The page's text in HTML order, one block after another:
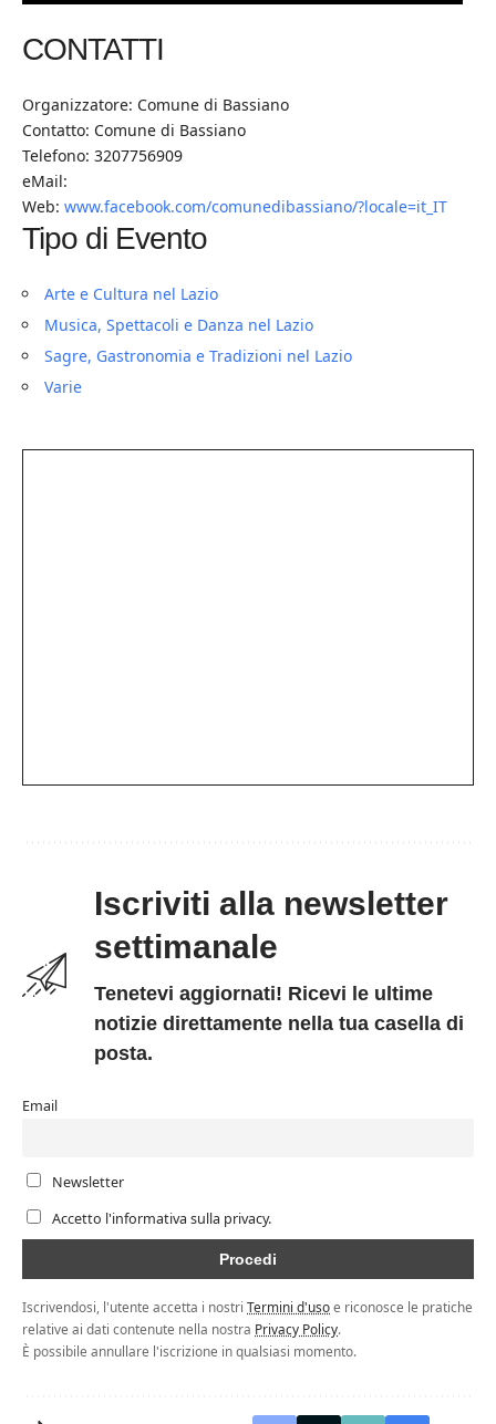
CONTATTI
Organizzatore: Comune di Bassiano
Contatto: Comune di Bassiano
Telefono: 3207756909
eMail:
Web: www.facebook.com/comunedibassiano/?locale=it_IT
Tipo di Evento
Arte e Cultura nel Lazio
Musica, Spettacoli e Danza nel Lazio
Sagre, Gastronomia e Tradizioni nel Lazio
Varie
Iscriviti alla newsletter
settimanale
Tenetevi aggiornati! Ricevi le ultime
notizie direttamente nella tua casella di
posta.
Email
Newsletter
Accetto l'informativa sulla privacy.
Iscrivendosi, l'utente accetta i nostri Termini d'usoe riconosce le pratiche
relative ai dati contenute nella nostra Privacy Policy.
È possibile annullare l'iscrizione in qualsiasi momento.